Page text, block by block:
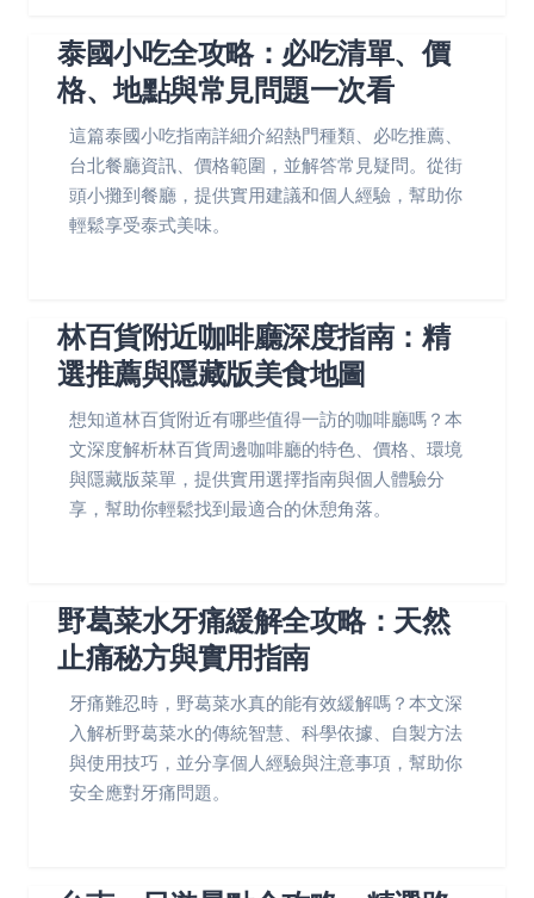
泰國小吃全攻略：必吃清單、價
格、地點與常見問題一次看
這篇泰國小吃指南詳細介紹熱門種類、必吃推薦、
台北餐廳資訊、價格範圍，並解答常見疑問。從街
頭小攤到餐廳，提供實用建議和個人經驗，幫助你
輕鬆享受泰式美味。
林百貨附近咖啡廳深度指南：精
選推薦與隱藏版美食地圖
想知道林百貨附近有哪些值得一訪的咖啡廳嗎？本
文深度解析林百貨周邊咖啡廳的特色、價格、環境
與隱藏版菜單，提供實用選擇指南與個人體驗分
享，幫助你輕鬆找到最適合的休憩角落。
野葛菜水牙痛緩解全攻略：天然
止痛秘方與實用指南
牙痛難忍時，野葛菜水真的能有效緩解嗎？本文深
入解析野葛菜水的傳統智慧、科學依據、自製方法
與使用技巧，並分享個人經驗與注意事項，幫助你
安全應對牙痛問題。